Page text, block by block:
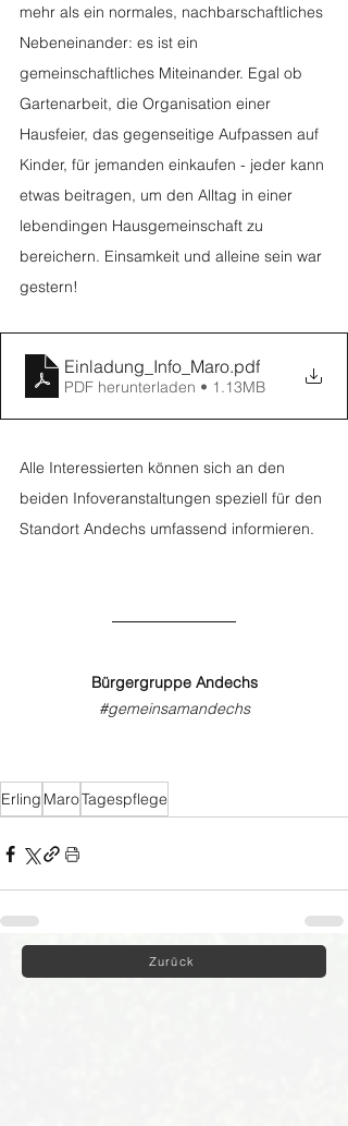
mehr als ein normales, nachbarschaftliches
Nebeneinander: es ist ein
gemeinschaftliches Miteinander. Egal ob
Gartenarbeit, die Organisation einer
Hausfeier, das gegenseitige Aufpassen auf
Kinder, für jemanden einkaufen - jeder kann
etwas beitragen, um den Alltag in einer
lebendingen Hausgemeinschaft zu
bereichern. Einsamkeit und alleine sein war
gestern!
Einladung_Info_Maro.pdf
PDF herunterladen • 1.13MB
Alle Interessierten können sich an den
beiden Infoveranstaltungen speziell für den
Standort Andechs umfassend informieren.
Bürgergruppe Andechs
#gemeinsamandechs
Erling MaroTagespflege
Zurück